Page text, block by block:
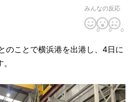
みんなの反応
0 0 0
のことで横浜港を出港し、4日に